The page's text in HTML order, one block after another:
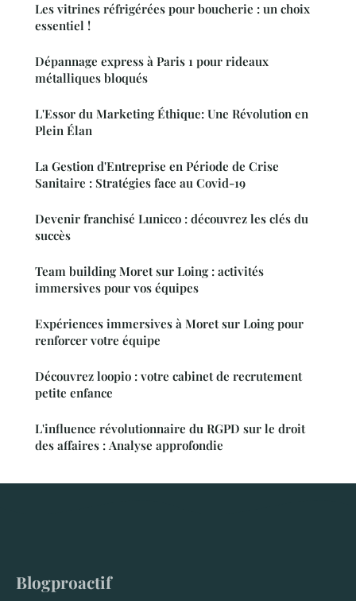
Les vitrines réfrigérées pour boucherie : un choix
essentiel !
Dépannage express à Paris 1 pour rideaux
métalliques bloqués
L'Essor du Marketing Éthique: Une Révolution en
Plein Élan
La Gestion d'Entreprise en Période de Crise
Sanitaire : Stratégies face au Covid-19
Devenir franchisé Lunicco : découvrez les clés du
succès
Team building Moret sur Loing : activités
immersives pour vos équipes
Expériences immersives à Moret sur Loing pour
renforcer votre équipe
Découvrez loopio : votre cabinet de recrutement
petite enfance
L'influence révolutionnaire du RGPD sur le droit
des affaires : Analyse approfondie
Blogproactif